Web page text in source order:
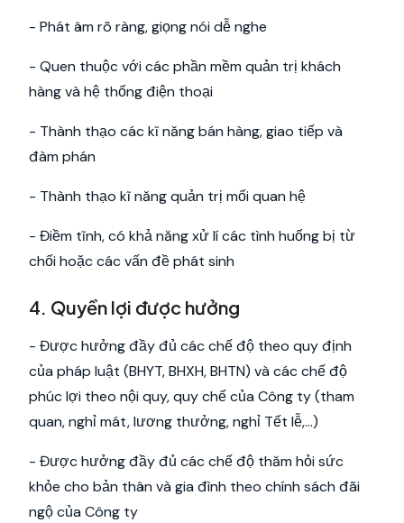
- Phát âm rõ ràng, giọng nói dễ nghe
- Quen thuộc với các phần mềm quản trị khách
hàng và hệ thống điện thoại
- Thành thạo các kĩ năng bán hàng, giao tiếp và
đàm phán
- Thành thạo kĩ năng quản trị mối quan hệ
- Điềm tĩnh, có khả năng xử lí các tình huống bị từ
chối hoặc các vấn đề phát sinh
4. Quyền lợi được hưởng
- Được hưởng đầy đủ các chế độ theo quy định
của pháp luật (BHYT, BHXH, BHTN) và các chế độ
phúc lợi theo nội quy, quy chế của Công ty (tham
quan, nghỉ mát, lương thưởng, nghỉ Tết lễ,…)
- Được hưởng đầy đủ các chế độ thăm hỏi sức
khỏe cho bản thân và gia đình theo chính sách đãi
ngộ của Công ty